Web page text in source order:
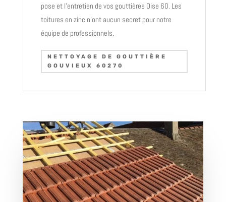
pose et l’entretien de vos gouttières Oise 60. Les
toitures en zinc n’ont aucun secret pour notre
équipe de professionnels.
NETTOYAGE DE GOUTTIÈRE
GOUVIEUX 60270